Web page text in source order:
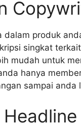
dalam produk
singkat
mudah untuk
hanya
sampai anda